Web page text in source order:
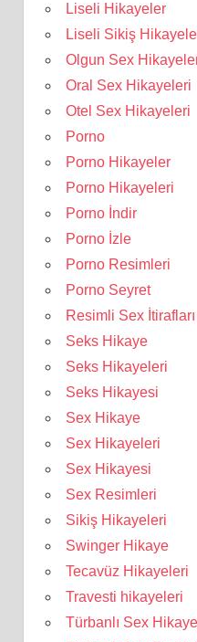
Liseli Hikayeler
Liseli Sikiş
Olgun Sex
Oral Sex Hikayeleri
Otel Sex Hikayeleri
Porno
Porno Hikayeler
Porno Hikayeleri
Porno İndir
Porno İzle
Porno Resimleri
Porno Seyret
Resimli Sex İtirafları
Seks Hikaye
Seks Hikayeleri
Seks Hikayesi
Sex Hikaye
Sex Hikayeleri
Sex Hikayesi
Sex Resimleri
Sikiş Hikayeleri
Swinger Hikaye
Tecavüz Hikayeleri
Travesti hikayeleri
Türbanlı Sex